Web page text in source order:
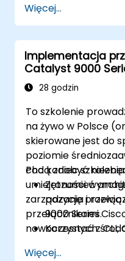
pomocą list
innych
zapobiec
zagrożeniom.
Przygotować się
certyfikacyjnego
Więcej...
Implementacja
Catalyst 9000
28 godzin
To szkolenie
na żywo w Polsce
skierowane jest do
poziomie
chcą zdobyć
umiejętności
zarządzania i
przełącznikami
nowoczesnych
Pod koniec
Zrozumieć
pozycję
9000 Series.
Korzystać z CLI,
zarządzania.
Więcej...